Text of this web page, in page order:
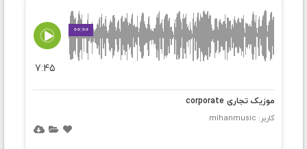
00:00
7:45
موزیک تجاری corporate
کاربر: mihanmusic